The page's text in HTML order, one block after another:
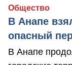
Общество
В Анапе
опасный
В Анапе